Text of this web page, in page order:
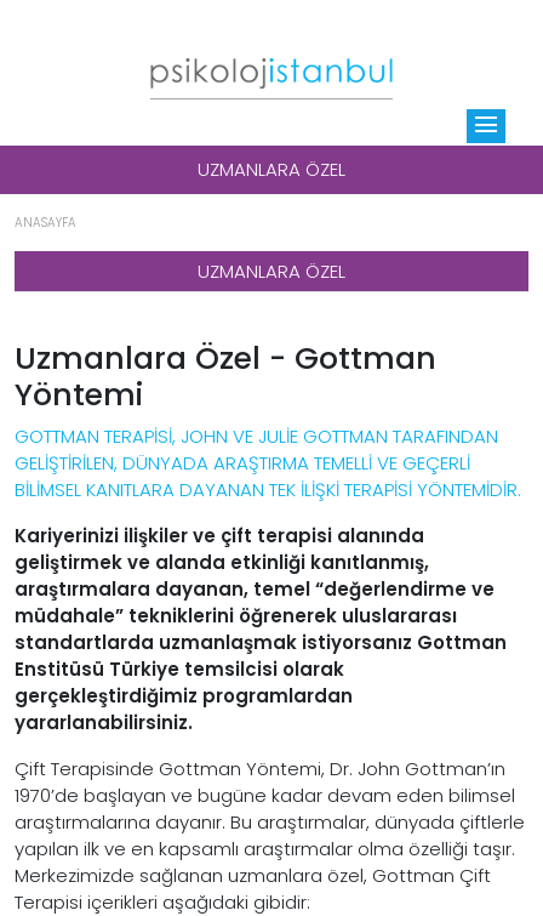
menu
UZMANLARA ÖZEL
ANASAYFA
UZMANLARA ÖZEL
Uzmanlara Özel - Gottman
Yöntemi
GOTTMAN TERAPİSİ, JOHN VE JULİE GOTTMAN TARAFINDAN
GELİŞTİRİLEN, DÜNYADA ARAŞTIRMA TEMELLİ VE GEÇERLİ
BİLİMSEL KANITLARA DAYANAN TEK İLİŞKİ TERAPİSİ YÖNTEMİDİR.
Kariyerinizi ilişkiler ve çift terapisi alanında
geliştirmek ve alanda etkinliği kanıtlanmış,
araştırmalara dayanan, temel “değerlendirme ve
müdahale” tekniklerini öğrenerek uluslararası
standartlarda uzmanlaşmak istiyorsanız Gottman
Enstitüsü Türkiye temsilcisi olarak
gerçekleştirdiğimiz programlardan
yararlanabilirsiniz.
Çift Terapisinde Gottman Yöntemi, Dr. John Gottman’ın
1970’de başlayan ve bugüne kadar devam eden bilimsel
araştırmalarına dayanır. Bu araştırmalar, dünyada çiftlerle
yapılan ilk ve en kapsamlı araştırmalar olma özelliği taşır.
Merkezimizde sağlanan uzmanlara özel, Gottman Çift
Terapisi içerikleri aşağıdaki gibidir: